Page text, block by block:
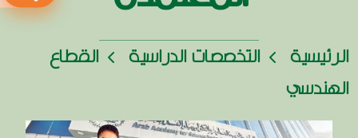
الرئيسية التخصصات الدراسية
القطاع
الهندسي